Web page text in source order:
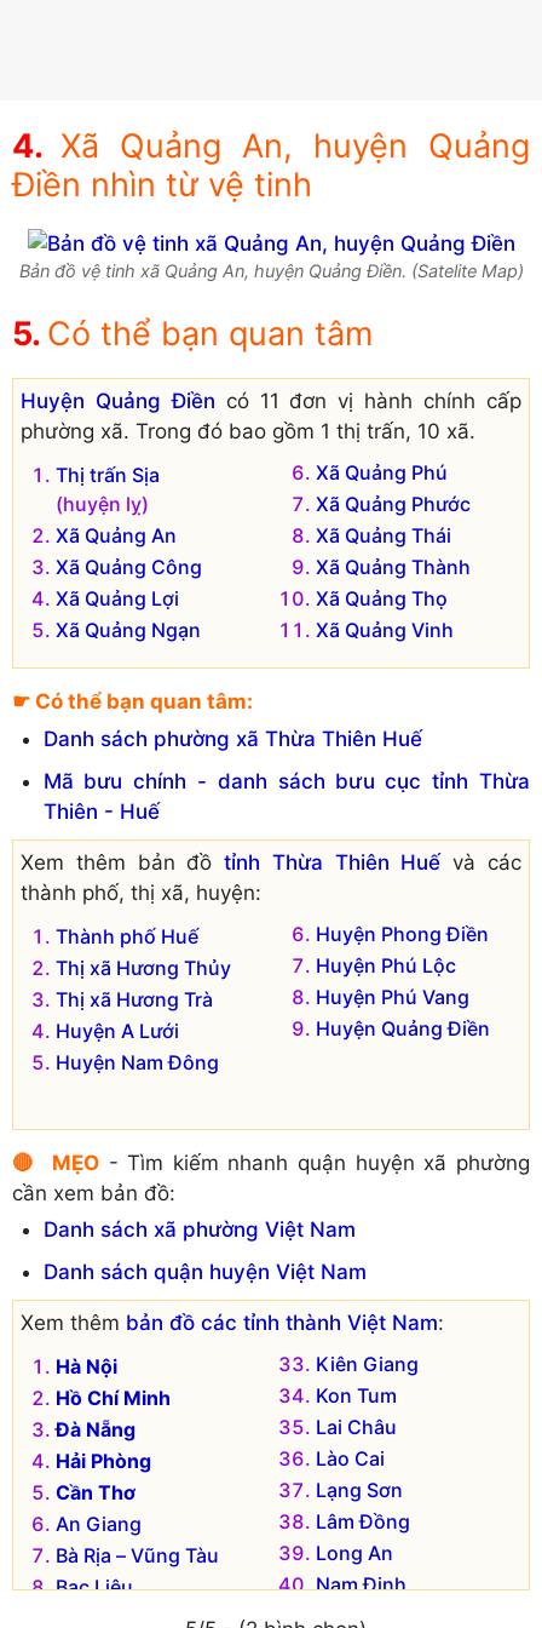
Xã Quảng An, huyện Quảng
Điền nhìn từ vệ tinh
Bản đồ vệ tinh xã Quảng An, huyện Quảng Điền. (Satelite Map)
Có thể bạn quan tâm
Huyện Quảng Điền có 11 đơn vị hành chính cấp
phường xã. Trong đó bao gồm 1 thị trấn, 10 xã.
Thị trấn Sịa
(huyện lỵ)
Xã Quảng An
Xã Quảng Công
Xã Quảng Lợi
Xã Quảng Ngạn
Xã Quảng Phú
Xã Quảng Phước
Xã Quảng Thái
Xã Quảng Thành
Xã Quảng Thọ
Xã Quảng Vinh
☛ Có thể bạn quan tâm:
Danh sách phường xã Thừa Thiên Huế
Mã bưu chính - danh sách bưu cục tỉnh Thừa
Thiên - Huế
Xem thêm bản đồtỉnh Thừa Thiên Huếvà các
thành phố, thị xã, huyện:
Thành phố Huế
Thị xã Hương Thủy
Thị xã Hương Trà
Huyện A Lưới
Huyện Nam Đông
Huyện Phong Điền
Huyện Phú Lộc
Huyện Phú Vang
Huyện Quảng Điền
🔴 MẸO- Tìm kiếm nhanh quận huyện xã phường
cần xem bản đồ:
Danh sách xã phường Việt Nam
Danh sách quận huyện Việt Nam
Xem thêm bản đồ các tỉnh thành Việt Nam:
Hà Nội
Hồ Chí Minh
Đà Nẵng
Hải Phòng
Cần Thơ
An Giang
Bà Rịa – Vũng Tàu
Bạc Liêu
Kiên Giang
Kon Tum
Lai Châu
Lào Cai
Lạng Sơn
Lâm Đồng
Long An
Nam Định
Nghệ An